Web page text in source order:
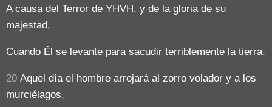
A causa del Terror de YHVH, y de la gloria de su
majestad,
Cuando Él se levante para sacudir terriblemente la tierra.
20 Aquel día el hombre arrojará al zorro volador y a los
murciélagos,